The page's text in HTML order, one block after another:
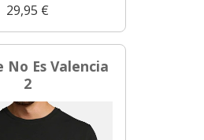
29,95 €
No Es Valencia
2